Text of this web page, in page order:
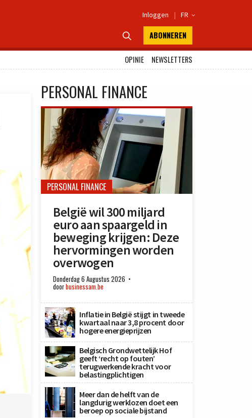
Inloggen | FR 
 ABONNEREN
OPINIE
NEWSLETTERS
PERSONAL FINANCE
PERSONAL FINANCE
België wil 300 miljard
euro aan spaargeld in
beweging krijgen: Deze
hervormingen worden
overwogen
Donderdag 6 Augustus 2026
doorbusinessam.be
Inflatie in België stijgt in tweede
kwartaal naar 3,8 procent door
hogere energieprijzen
Belgisch Grondwettelijk Hof
geeft ‘recht op fouten’
terugwerkende kracht voor
belastingplichtigen
Meer dan de helft van de
langdurig werklozen doet een
beroep op sociale bijstand